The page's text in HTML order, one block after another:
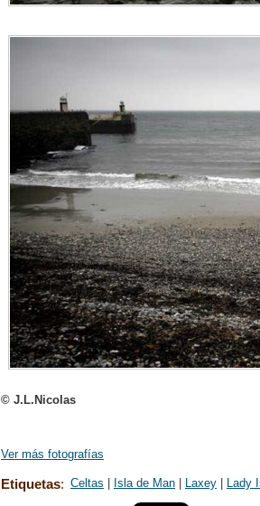
© J.L.Nicolas
Ver más fotografías
Etiquetas: Celtas Isla de Man Laxey Lady